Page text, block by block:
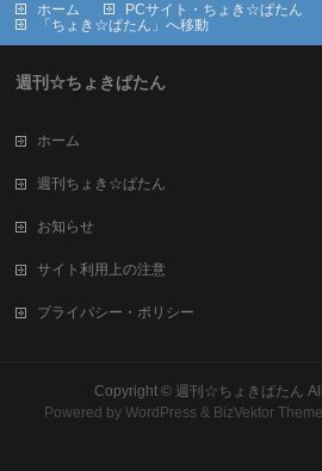
ホーム
PCサイト・ちょき☆ぱたん
「ちょき☆ぱたん」へ移動
週刊☆ちょきぱたん
ホーム
週刊ちょき☆ぱたん
お知らせ
サイト利用上の注意
プライバシー・ポリシー
Copyright © 週刊☆ちょきぱたん
Powered byWordPress & BizVektor Theme